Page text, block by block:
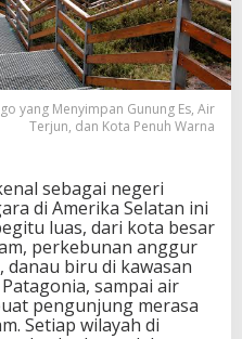
yang Menyimpan Gunung Es, Air
Terjun, dan Kota Penuh Warna
sebagai negeri
di Amerika Selatan ini
luas, dari kota besar
perkebunan anggur
danau biru di kawasan
sampai air
pengunjung merasa
Setiap wilayah di